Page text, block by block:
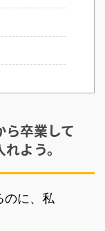
卒業して
よう。
のに、私